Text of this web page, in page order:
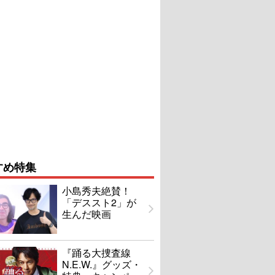
特集
小島秀夫絶賛！
「デススト2」が
生んだ映画
『踊る大捜査線
N.E.W.』グッズ・